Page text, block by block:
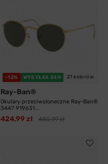
-12% WYSYŁKA 24H 21 kolorów
Ray-Ban®
Okulary przeciwsłoneczne Ray-Ban®
3447 919631...
424,99 zł 480,99 zł